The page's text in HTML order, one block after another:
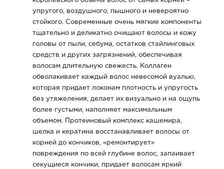
упругого, воздушного, пышного и невероятно
стойкого. Современные очень мягкие компоненты
тщательно и деликатно очищают волосы и кожу
головы от пыли, себума, остатков стайлинговых
средств и других загрязнений, обеспечивая
волосам длительную свежесть. Коллаген
обволакивает каждый волос невесомой вуалью,
которая придает локонам плотность и упругость
без утяжеления, делает их визуально и на ощупь
более густыми, наполняет максимальным
объемом. Протеиновый комплекс кашемира,
шелка и кератина восстанавливает волосы от
корней до кончиков, «ремонтирует»
повреждения по всей глубине волос, запаивает
секущиеся кончики, придает волосам яркий